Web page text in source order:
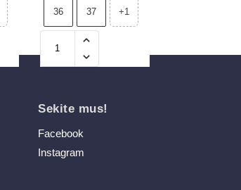
36 37 +1
Sekite mus!
Facebook
Instagram